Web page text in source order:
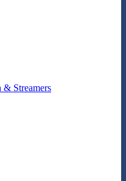
& Streamers